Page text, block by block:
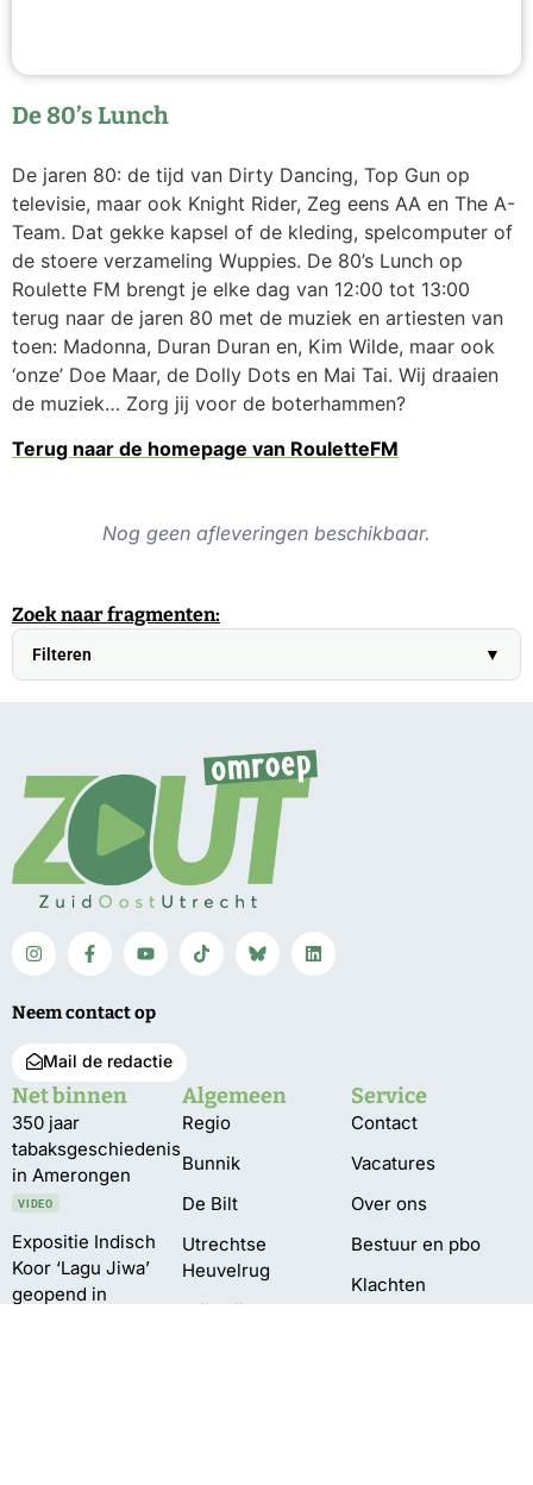
De 80’s Lunch
De jaren 80: de tijd van Dirty Dancing, Top Gun op
televisie, maar ook Knight Rider, Zeg eens AA en The A-
Team. Dat gekke kapsel of de kleding, spelcomputer of
de stoere verzameling Wuppies. De 80’s Lunch op
Roulette FM brengt je elke dag van 12:00 tot 13:00
terug naar de jaren 80 met de muziek en artiesten van
toen: Madonna, Duran Duran en, Kim Wilde, maar ook
‘onze’ Doe Maar, de Dolly Dots en Mai Tai. Wij draaien
de muziek… Zorg jij voor de boterhammen?
Terug naar de homepage van RouletteFM
Nog geen afleveringen beschikbaar.
Zoek naar fragmenten:
Filteren ▼
Neem contact op
Mail de redactie
Net binnen
350 jaar
tabaksgeschiedenis
in Amerongen
VIDEO
Expositie Indisch
Koor ‘Lagu Jiwa’
geopend in
Algemeen
Regio
Bunnik
De Bilt
Utrechtse
Heuvelrug
Wijk bij Duurstede
Service
Contact
Vacatures
Over ons
Bestuur en pbo
Klachten